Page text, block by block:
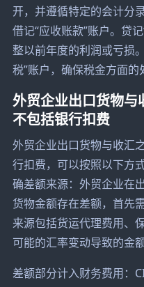
开，并遵循特定的会计分
借记“应收账款”账户。贷
整以前年度的利润或亏损
税”账户，确保税金方面的
外贸企业出口货物
不包括银行扣费
外贸企业出口货物与收汇
行扣费，可以按照以下方
确差额来源：外贸企业在
货物金额存在差额，首先
来源包括货运代理费用、
可能的汇率变动导致的金额
差额部分计入财务费用：